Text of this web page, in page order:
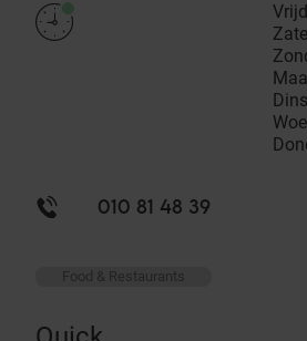
010 81 48 39
Food & Restaurants